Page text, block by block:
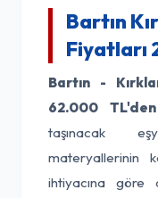
Bartın
Fiyatları
Bartın -
62.000
taşınacak
materyallerinin
ihtiyacına göre